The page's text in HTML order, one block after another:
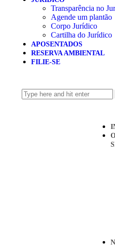
Transparência no
Agende um plantão
Corpo Jurídico
Cartilha do Jurídico
APOSENTADOS
RESERVA AMBIENTAL
FILIE-SE